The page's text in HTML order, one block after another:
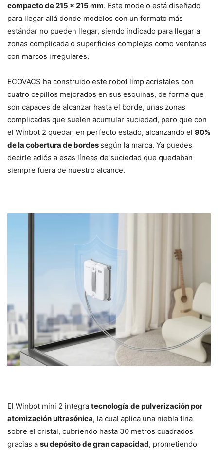
compacto de 215 × 215 mm. Este modelo está diseñado
para llegar allá donde modelos con un formato más
estándar no pueden llegar, siendo indicado para llegar a
zonas complicada o superficies complejas como ventanas
con marcos irregulares.
ECOVACS ha construido este robot limpiacristales con
cuatro cepillos mejorados en sus esquinas, de forma que
son capaces de alcanzar hasta el borde, unas zonas
complicadas que suelen acumular suciedad, pero que con
el Winbot 2 quedan en perfecto estado, alcanzando el 90%
de la cobertura de bordes según la marca. Ya puedes
decirle adiós a esas líneas de suciedad que quedaban
siempre fuera de nuestro alcance.
El Winbot mini 2 integra tecnología de pulverización por
atomización ultrasónica, la cual aplica una niebla fina
sobre el cristal, cubriendo hasta 30 metros cuadrados
gracias a su depósito de gran capacidad, prometiendo